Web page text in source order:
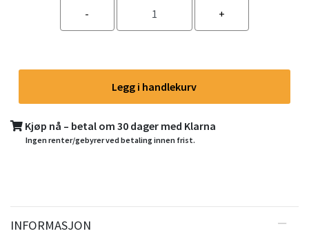
Legg i handlekurv
Kjøp nå – betal om 30 dager med Klarna
Ingen renter/gebyrer ved betaling innen frist.
INFORMASJON